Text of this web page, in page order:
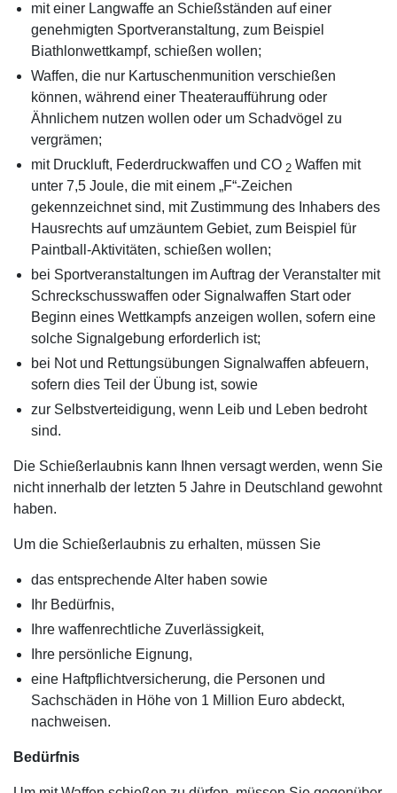
mit einer Langwaffe an Schießständen auf einer
genehmigten Sportveranstaltung, zum Beispiel
Biathlonwettkampf, schießen wollen;
Waffen, die nur Kartuschenmunition verschießen
können, während einer Theateraufführung oder
Ähnlichem nutzen wollen oder um Schadvögel zu
vergrämen;
mit Druckluft, Federdruckwaffen und CO 2 Waffen mit
unter 7,5 Joule, die mit einem „F“-Zeichen
gekennzeichnet sind, mit Zustimmung des Inhabers des
Hausrechts auf umzäuntem Gebiet, zum Beispiel für
Paintball-Aktivitäten, schießen wollen;
bei Sportveranstaltungen im Auftrag der Veranstalter mit
Schreckschusswaffen oder Signalwaffen Start oder
Beginn eines Wettkampfs anzeigen wollen, sofern eine
solche Signalgebung erforderlich ist;
bei Not und Rettungsübungen Signalwaffen abfeuern,
sofern dies Teil der Übung ist, sowie
zur Selbstverteidigung, wenn Leib und Leben bedroht
sind.
Die Schießerlaubnis kann Ihnen versagt werden, wenn Sie
nicht innerhalb der letzten 5 Jahre in Deutschland gewohnt
haben.
Um die Schießerlaubnis zu erhalten, müssen Sie
das entsprechende Alter haben sowie
Ihr Bedürfnis,
Ihre waffenrechtliche Zuverlässigkeit,
Ihre persönliche Eignung,
eine Haftpflichtversicherung, die Personen und
Sachschäden in Höhe von 1 Million Euro abdeckt,
nachweisen.
Bedürfnis